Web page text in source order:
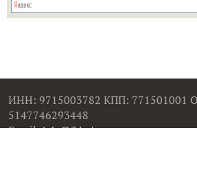
ИНН: 9715003782 КПП: 771501001
5147746293448
Email:info@7dach.ru